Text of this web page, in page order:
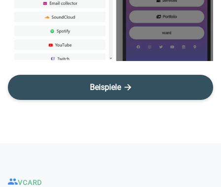
Beispiele 
VCARD